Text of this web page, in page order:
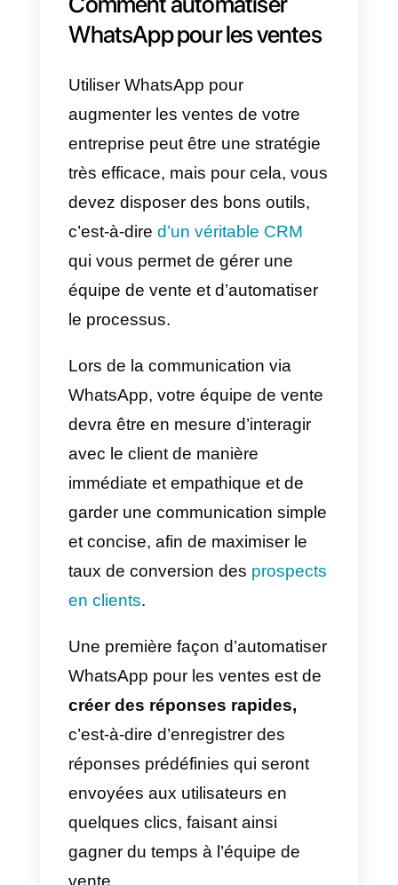
WhatsApp devront configurer
l’application de messagerie
populaire de manière à pouvoir
automatiser les conversations et
ainsi satisfaire leur public cible.
À cet égard,l’API officielle
WhatsApp Business
introduite, ce qui permet de
connecter son numéro
à des plateformes externes,
que Callbell, afin de gérer et
d’organiser efficacement les
conversations WhatsApp.
Comment automatiser
WhatsApp pour les ventes
augmenter les ventes de votre
entreprise peut être une stratégie
très efficace, mais pour cela,
devez disposer des bons outils,
c’est-à-dire
qui vous permet de gérer une
équipe de vente et d’automatiser